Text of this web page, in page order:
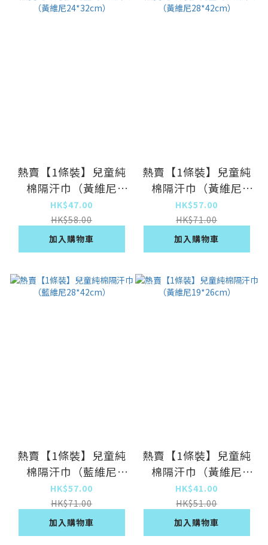
熱賣【1條裝】兒童純
棉隔汗巾（黃維尼
24*32cm）
HK$47.00
HK$58.00
加入購物車
熱賣【1條裝】兒童純
棉隔汗巾（黃維尼
28*42cm）
HK$57.00
HK$71.00
加入購物車
熱賣【1條裝】兒童純
棉隔汗巾（藍維尼
28*42cm）
HK$57.00
HK$71.00
加入購物車
熱賣【1條裝】兒童純
棉隔汗巾（黃維尼
19*26cm）
HK$41.00
HK$51.00
加入購物車